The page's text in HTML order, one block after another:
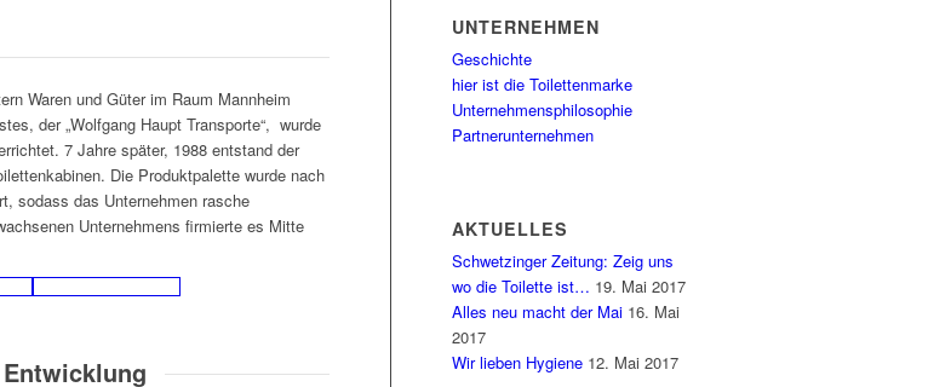
Waren und Güter im Raum Mannheim
der „Wolfgang Haupt Transporte“, wurde
7 Jahre später, 1988 entstand der
Die Produktpalette wurde nach
sodass das Unternehmen rasche
Unternehmens firmierte es Mitte
UNTERNEHMEN
Geschichte
hier ist die Toilettenmarke
Unternehmensphilosophie
Partnerunternehmen
AKTUELLES
Schwetzinger Zeitung: Zeig uns
wo die Toilette ist… 19. Mai 2017
Alles neu macht der Mai 16. Mai
2017
Wir lieben Hygiene 12. Mai 2017